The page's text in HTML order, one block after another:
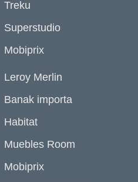
Treku
Superstudio
Mobiprix
Leroy Merlin
Banak importa
Habitat
Muebles Room
Mobiprix